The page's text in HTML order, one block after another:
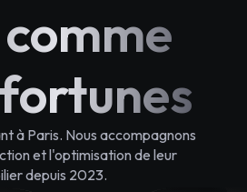
à Paris. Nous accompagnons
et l'optimisation de leur
depuis 2023.